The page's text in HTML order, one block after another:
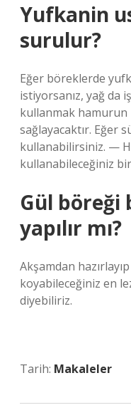
Yufkanin
surulur?
Eğer böreklerde
istiyorsanız, yağ da
kullanmak hamurun
sağlayacaktır. Eğer
kullanabilirsiniz. —
kullanabileceğiniz
Gül böreği
yapılır mı?
Akşamdan
koyabileceğiniz en
diyebiliriz.
Tarih: Makaleler